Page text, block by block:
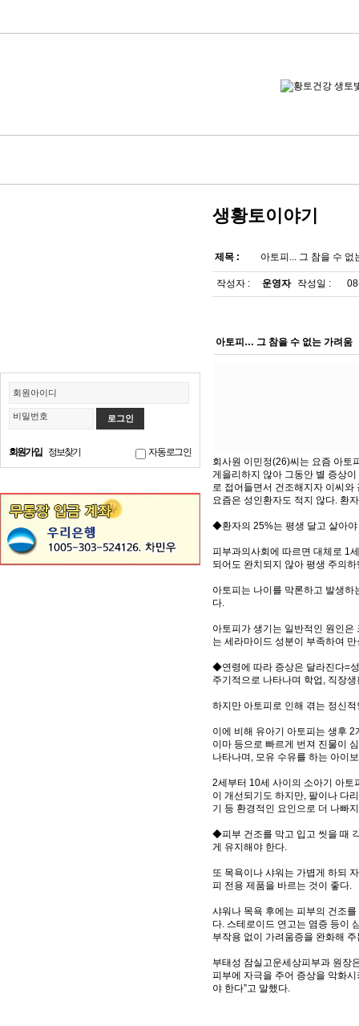
회원아이디
비밀번호
회원가입 정보찾기 자동로그인
생황토이야기
제목 : 아토피... 그 참을 수
작성자 : 운영자 작성일 :
아토피… 그 참을 수 없는 가려움
회사원 이민정(26)씨는 요즘 아토
게을리하지 않아 그동안 별 증상
로 접어들면서 건조해지자 이씨
요즘은 성인환자도 적지 않다. 환
◆환자의 25%는 평생 달고 살아야
피부과의사회에 따르면 대체로 1
되어도 완치되지 않아 평생 주의
아토피는 나이를 막론하고 발생
다.
아토피가 생기는 일반적인 원인
는 세라마이드 성분이 부족하여
◆연령에 따라 증상은 달라진다=
주기적으로 나타나며 학업, 직장
하지만 아토피로 인해 겪는 정신
이에 비해 유아기 아토피는 생후
이마 등으로 빠르게 번져 진물이
나타나며, 모유 수유를 하는 아이
2세부터 10세 사이의 소아기 아토
이 개선되기도 하지만, 팔이나 다
기 등 환경적인 요인으로 더 나빠
◆피부 건조를 막고 입고 씻을 때
게 유지해야 한다.
또 목욕이나 샤워는 가볍게 하되
피 전용 제품을 바르는 것이 좋다.
샤워나 목욕 후에는 피부의 건조
다. 스테로이드 연고는 염증 등이
부작용 없이 가려움증을 완화해
부태성 잠실고운세상피부과 원장
피부에 자극을 주어 증상을 악화
야 한다”고 말했다.